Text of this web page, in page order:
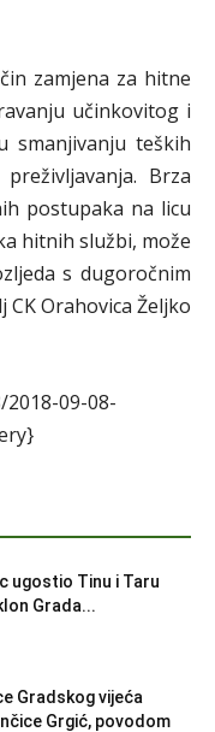
zamjena za hitne
učinkovitog i
smanjivanju teških
Brza
postupaka na licu
hitnih službi, može
s dugoročnim
CK Orahovica Željko
09-08-
ugostio Tinu i Taru
Grada...
Gradskog vijeća
Grgić, povodom